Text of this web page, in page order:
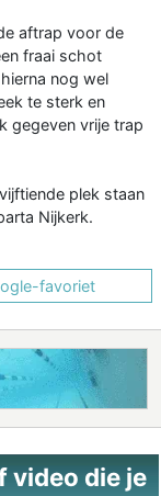
aftrap voor de
fraai schot
nog wel
te sterk en
gegeven vrije trap
plek staan
Nijkerk.
favoriet
video die je